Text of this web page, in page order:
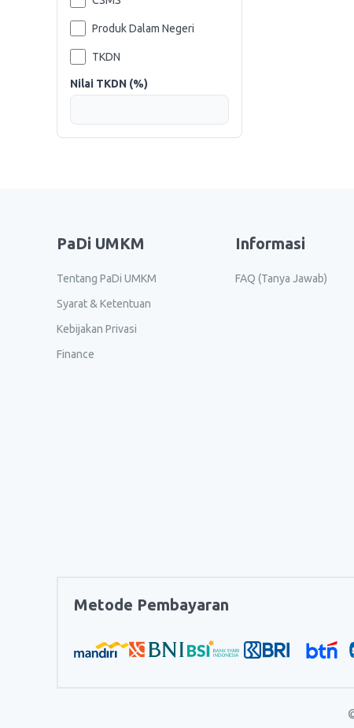
Produk Dalam Negeri
TKDN
Nilai TKDN (%)
PaDi UMKM
Tentang PaDi UMKM
Syarat & Ketentuan
Kebijakan Privasi
Finance
Informasi
FAQ (Tanya Jawab)
Metode Pembayaran